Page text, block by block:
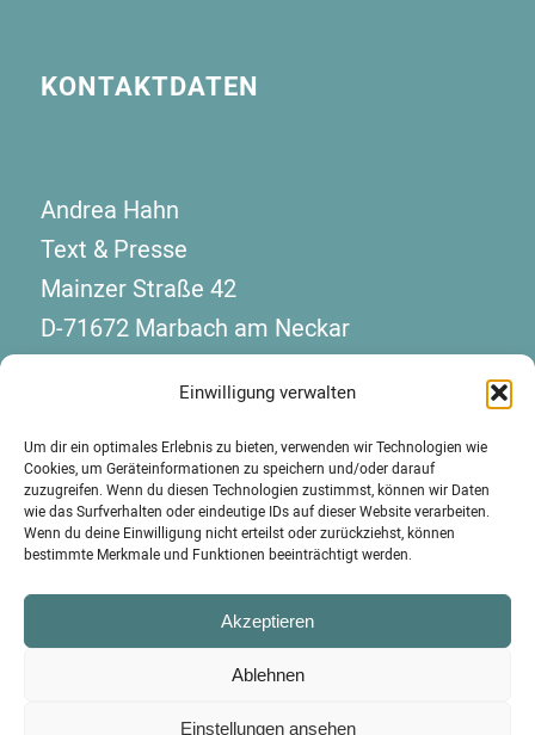
Einwilligung verwalten
Um dir ein optimales Erlebnis zu bieten, verwenden wir Technologien wie
Cookies, um Geräteinformationen zu speichern und/oder darauf
zuzugreifen. Wenn du diesen Technologien zustimmst, können wir Daten
wie das Surfverhalten oder eindeutige IDs auf dieser Website verarbeiten.
Wenn du deine Einwilligung nicht erteilst oder zurückziehst, können
bestimmte Merkmale und Funktionen beeinträchtigt werden.
Akzeptieren
Ablehnen
Einstellungen ansehen
KONTAKTDATEN
Andrea Hahn
Text & Presse
Mainzer Straße 42
D-71672 Marbach am Neckar
Telefon: +49 7144 130 08 10
kontakt(at)hahn-presse.de